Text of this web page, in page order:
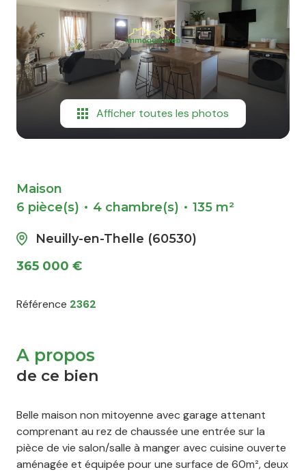
Afficher toutes les photos
Maison
6 pièce(s)
4 chambre(s) 135 m²
Neuilly-en-Thelle (60530)
365 000 €
Référence 2362
A propos
de ce bien
Belle maison non mitoyenne avec garage attenant
comprenant au rez de chaussée une entrée sur la
pièce de vie salon/salle à manger avec cuisine ouverte
aménagée et équipée pour une surface de 60m², deux